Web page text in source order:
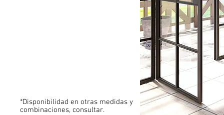
*Disponibilidad en otras medidas y
combinaciones, consultar.